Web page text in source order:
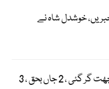
خوشدل شاہ نے
ڈیرہ غازی خان میں گھر کی چھت گر گئی ، 2 جاں بحق ، 3